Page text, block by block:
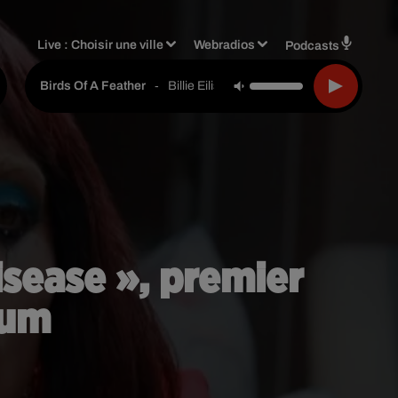
Live :Choisir une ville Webradios Podcasts
Birds Of A Feather - Billie Eilish
», premier